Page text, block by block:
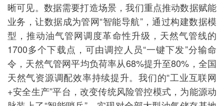
晰可见。数据需要打造场景，我们重点推动数据赋能
业务，让数据成为管网“智能导航”，通过构建数据模
型，推动油气管网调度革命性升级，天然气管线的
1700多个下载点，可由调控人员“一键下发”分输命
令，天然气管网平均负荷率从68%提升至80%，全国
天然气资源调配效率持续提升。我们的“工业互联网
+安全生产”平台，改变传统风险管控模式，为能源动